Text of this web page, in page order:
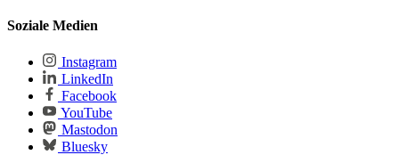
Soziale Medien
Instagram
LinkedIn
Facebook
YouTube
Mastodon
Bluesky